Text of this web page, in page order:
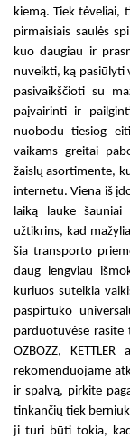
kiemą. Tiek tėveliai,
pirmaisiais saulės
kuo daugiau ir
nuveikti, ką pasiūlyti
pasivaikščioti su
paįvairinti ir
nuobodu tiesiog
vaikams greitai
žaislų asortimente,
internetu. Viena iš
laiką lauke šauniai
užtikrins, kad
šia transporto
daug lengviau
kuriuos suteikia
paspirtuko
parduotuvėse rasite
OZBOZZ,
rekomenduojame
ir spalvą, pirkite
tinkančių tiek
ji turi būti tokia,